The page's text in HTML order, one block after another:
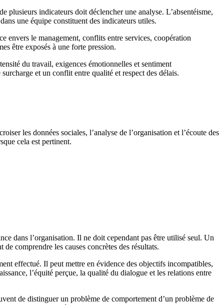
indicateurs doit déclencher une analyse. L’absentéisme,
une équipe constituent des indicateurs utiles.
envers le management, conflits entre services, coopération
être exposés à une forte pression.
du travail, exigences émotionnelles et sentiment
et un conflit entre qualité et respect des délais.
les données sociales, l’analyse de l’organisation et l’écoute des
cela est pertinent.
dans l’organisation. Il ne doit cependant pas être utilisé seul. Un
comprendre les causes concrètes des résultats.
effectué. Il peut mettre en évidence des objectifs incompatibles,
l’équité perçue, la qualité du dialogue et les relations entre
de distinguer un problème de comportement d’un problème de